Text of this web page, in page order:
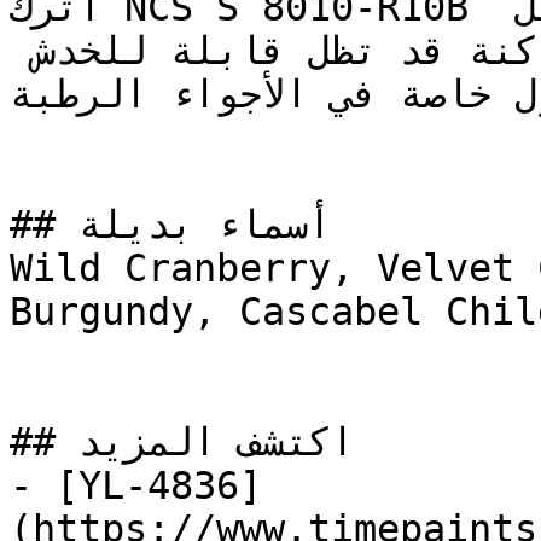
إرجاع الأثاث — الألوان الداكنة قد تظل قابلة للخدش
خاصة في الأجواء الرطبة.
## أسماء بديلة
Wild Cranberry, Velvet
Burgundy, Cascabel
## اكتشف المزيد
- [YL-4836]
(https://